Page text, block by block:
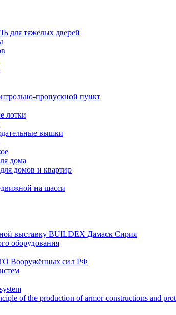
для тяжелых дверей
пропускной пункт
лотки
вышки
дома
домов и квартир
на шасси
выставку BUILDEX Дамаск Сирия
оборудования
Вооружённых сил РФ
of the production of armor constructions and